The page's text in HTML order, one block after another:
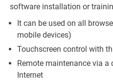
software installation or
It can be used on all
mobile devices)
Touchscreen control with
Remote maintenance via
Internet